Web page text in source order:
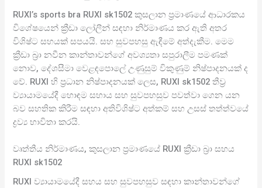
RUXI’s sports bra RUXI sk1502 කුසලාන ප්‍රමාණයේ ආධාරකය
විශේෂයෙන් ක්‍රීඩා ලෝලීන් සඳහා නිර්මාණය කර ඇති අතර
විශිෂ්ට සහයක් සපයයි. සහ සුවපහසු ඇඳීමේ අත්දැකීම. මෙම
ක්‍රීඩා බ්‍රා නවීන කාන්තාවන්ගේ අවශ්‍යතා සපුරාලීම පමණක්
නොව, දේශසීමා වෙළඳපොලේ උණුසුම් විකුණුම් නිෂ්පාදනයක් ද
වේ. RUXI හි ප්‍රධාන නිෂ්පාදනයක් ලෙස, RUXI sk1502 තීව්‍ර
ව්‍යායාමයේදී හොඳම සහාය සහ සුවපහසුව පවත්වා ගෙන යන
බව සහතික කිරීම සඳහා අතිවිශිෂ්ට අත්කම් සහ උසස් තත්ත්වයේ
ද්‍රව්‍ය භාවිතා කරයි.
වෘත්තීය නිර්මාණය, කුසලාන ප්‍රමාණයේ RUXI ක්‍රීඩා බ්‍රා සහය
RUXI sk1502
RUXI ව්‍යායාමයේදී සහය සහ සුවපහසුව සඳහා කාන්තාවන්ගේ